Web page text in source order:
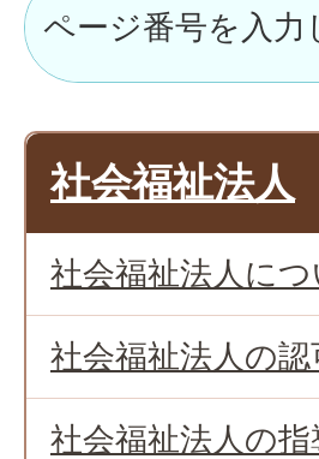
社会福祉法人
社会福祉法人につ
社会福祉法人の
社会福祉法人の